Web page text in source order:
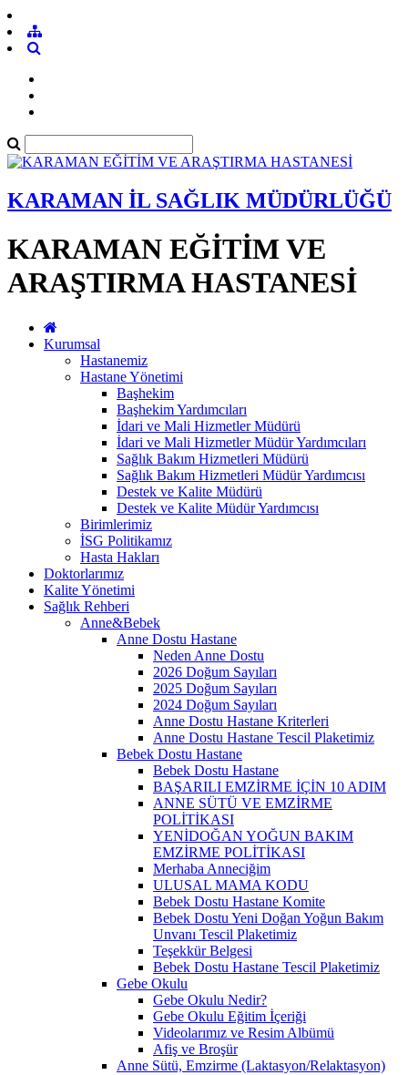
KARAMAN İL SAĞLIK MÜDÜRLÜĞÜ
KARAMAN EĞİTİM VE
ARAŞTIRMA HASTANESİ
Kurumsal
Hastanemiz
Hastane Yönetimi
Başhekim
Başhekim Yardımcıları
İdari ve Mali Hizmetler Müdürü
İdari ve Mali Hizmetler Müdür Yardımcıları
Sağlık Bakım Hizmetleri Müdürü
Sağlık Bakım Hizmetleri Müdür Yardımcısı
Destek ve Kalite Müdürü
Destek ve Kalite Müdür Yardımcısı
Birimlerimiz
İSG Politikamız
Hasta Hakları
Doktorlarımız
Kalite Yönetimi
Sağlık Rehberi
Anne&Bebek
Anne Dostu Hastane
Neden Anne Dostu
2026 Doğum Sayıları
2025 Doğum Sayıları
2024 Doğum Sayıları
Anne Dostu Hastane Kriterleri
Anne Dostu Hastane Tescil Plaketimiz
Bebek Dostu Hastane
Bebek Dostu Hastane
BAŞARILI EMZİRME İÇİN 10 ADIM
ANNE SÜTÜ VE EMZİRME
POLİTİKASI
YENİDOĞAN YOĞUN BAKIM
EMZİRME POLİTİKASI
Merhaba Anneciğim
ULUSAL MAMA KODU
Bebek Dostu Hastane Komite
Bebek Dostu Yeni Doğan Yoğun Bakım
Unvanı Tescil Plaketimiz
Teşekkür Belgesi
Bebek Dostu Hastane Tescil Plaketimiz
Gebe Okulu
Gebe Okulu Nedir?
Gebe Okulu Eğitim İçeriği
Videolarımız ve Resim Albümü
Afiş ve Broşür
Anne Sütü, Emzirme (Laktasyon/Relaktasyon)